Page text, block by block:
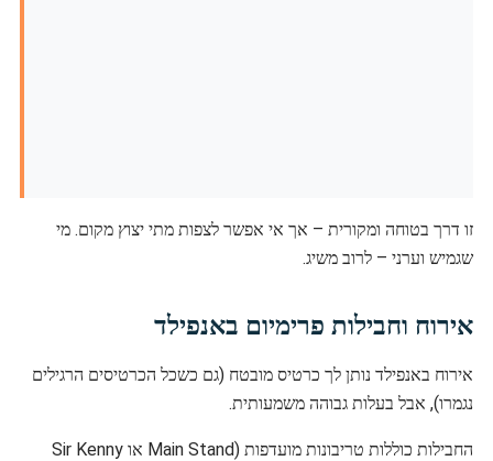
זו דרך בטוחה ומקורית – אך אי אפשר לצפות מתי יצוץ מקום. מי
שגמיש וערני – לרוב משיג.
אירוח וחבילות פרימיום באנפילד
אירוח באנפילד נותן לך כרטיס מובטח (גם כשכל הכרטיסים הרגילים
נגמרו), אבל בעלות גבוהה משמעותית.
החבילות כוללות טריבונות מועדפות (Main Stand או Sir Kenny